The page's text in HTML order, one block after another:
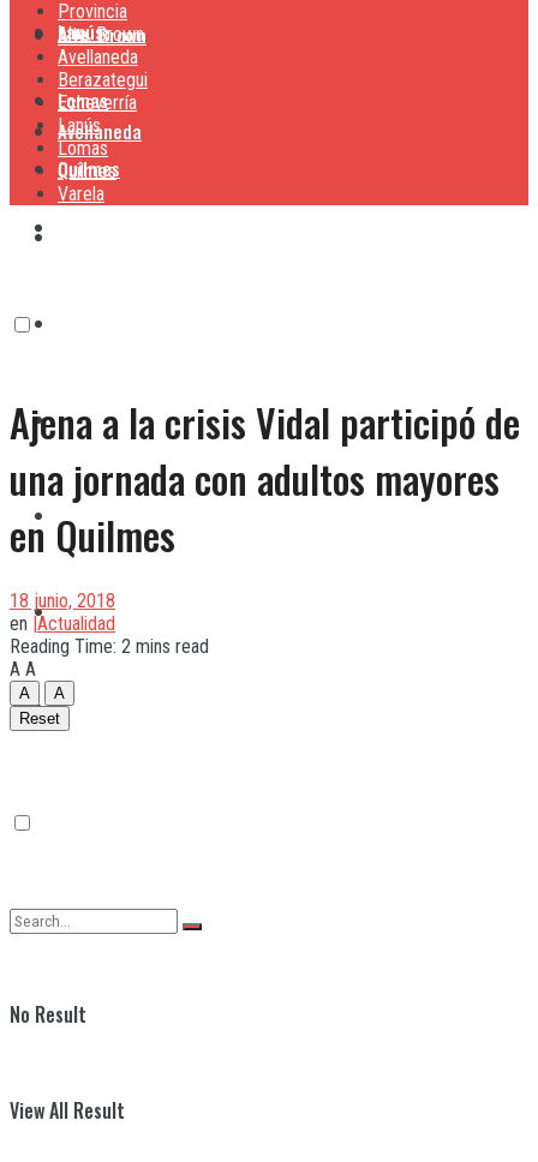
Lanús
Lomas
Quilmes
Alte. Brown
Avellaneda
Lanús
Lomas
Quilmes
Varela
No Result
View All Result
Provincia
Alte. Brown
Avellaneda
Berazategui
Echeverría
Lanús
Lomas
Quilmes
Varela
Ajena a la crisis Vidal participó de
una jornada con adultos mayores
en Quilmes
18 junio, 2018
en |Actualidad
Reading Time: 2 mins read
A A
A
A
Reset